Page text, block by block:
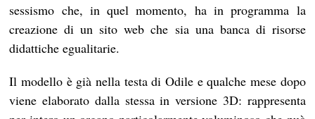
sessismo che, in quel momento, ha in programma la
creazione di un sito web che sia una banca di risorse
didattiche egualitarie.
Il modello è già nella testa di Odile e qualche mese dopo
viene elaborato dalla stessa in versione 3D: rappresenta